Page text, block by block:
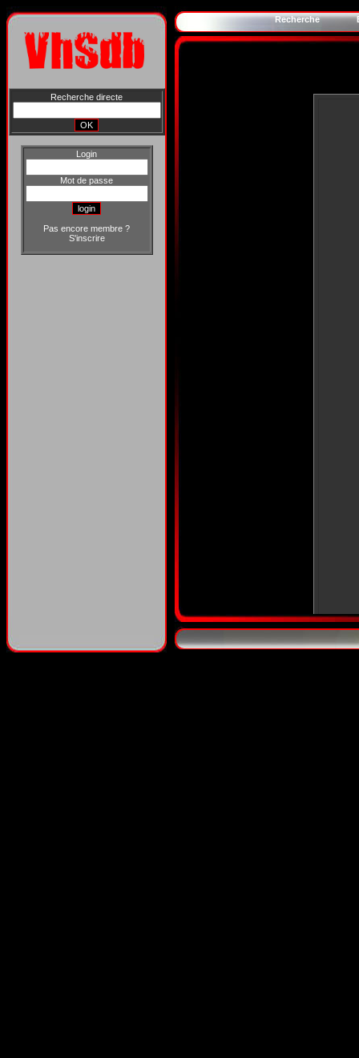
Recherche directe
Login
Mot de passe
Pas encore membre ?
S'inscrire
Recherche